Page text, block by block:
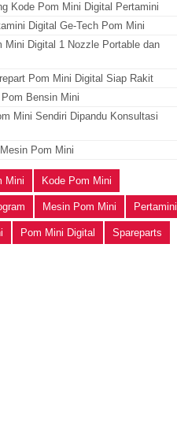
Kode Pom Mini Digital Pertamini
Digital Ge-Tech Pom Mini
Mini Digital 1 Nozzle Portable dan
Pom Mini Digital Siap Rakit
Pom Bensin Mini
Mini Sendiri Dipandu Konsultasi
Pom Mini
Mini Kode Pom Mini
Mesin Pom Mini Pertamini
Pom Mini Digital Spareparts